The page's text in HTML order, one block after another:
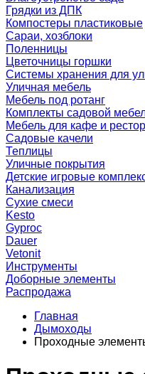
Грядки из ДПК
Компостеры пластиковые
Сараи, хозблоки
Поленницы
Цветочницы горшки
Системы хранения для
Уличная мебель
Мебель под ротанг
Комплекты садовой
Мебель для кафе и
Садовые качели
Теплицы
Уличные покрытия
Детские игровые
Канализация
Сухие смеси
Kesto
Gyproc
Dauer
Vetonit
Инструменты
Доборные элементы
Распродажа
Главная
Дымоходы
Проходные